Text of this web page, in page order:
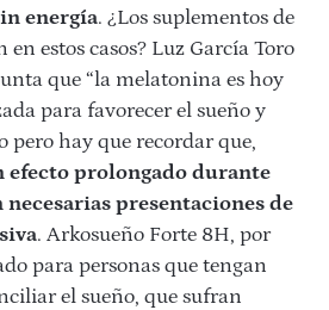
energía. ¿Los suplementos de
estos casos? Luz García Toro
que “la melatonina es hoy
para favorecer el sueño y
pero hay que recordar que,
efecto prolongado durante
necesarias presentaciones de
. Arkosueño Forte 8H, por
para personas que tengan
el sueño, que sufran